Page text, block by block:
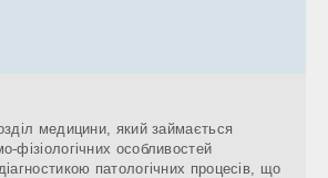
медицини, який займається
фізіологічних особливостей
патологічних процесів, що